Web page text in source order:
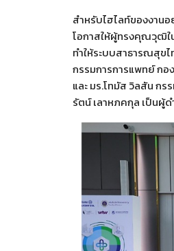
สำหรับไฮไลท์ของงาน
โอกาสให้ผู้ทรงคุณวุฒิใ
ทำให้ระบบสาธารณสุข
กรรมการการแพทย์ ก
และ มร.โทมัส วิลสัน ก
รัตน์ เลาหภคกุล เป็นผู้ด